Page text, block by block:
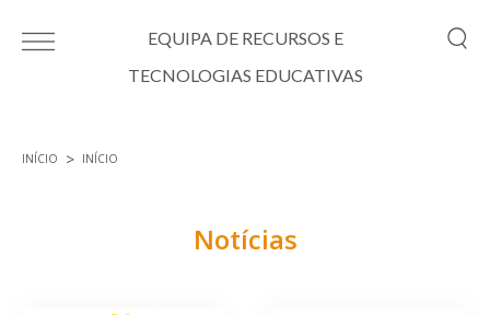
EQUIPA DE RECURSOS E
TECNOLOGIAS EDUCATIVAS
INÍCIO INÍCIO
Notícias